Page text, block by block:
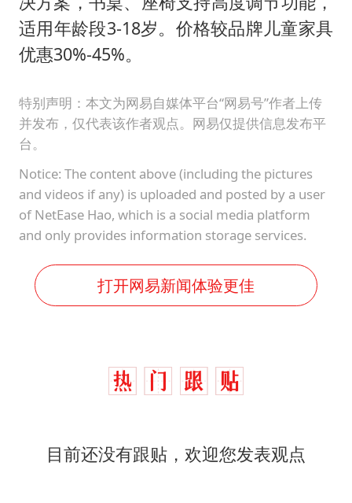
适用年龄段3-18岁。价格较品牌儿童家具
优惠30%-45%。
特别声明：本文为网易自媒体平台“网易号”作者上传
并发布，仅代表该作者观点。网易仅提供信息发布平
台。
Notice: The content above (including the pictures
and videos if any) is uploaded and posted by a user
of NetEase Hao, which is a social media platform
and only provides information storage services.
打开网易新闻体验更佳
目前还没有跟贴，欢迎您发表观点